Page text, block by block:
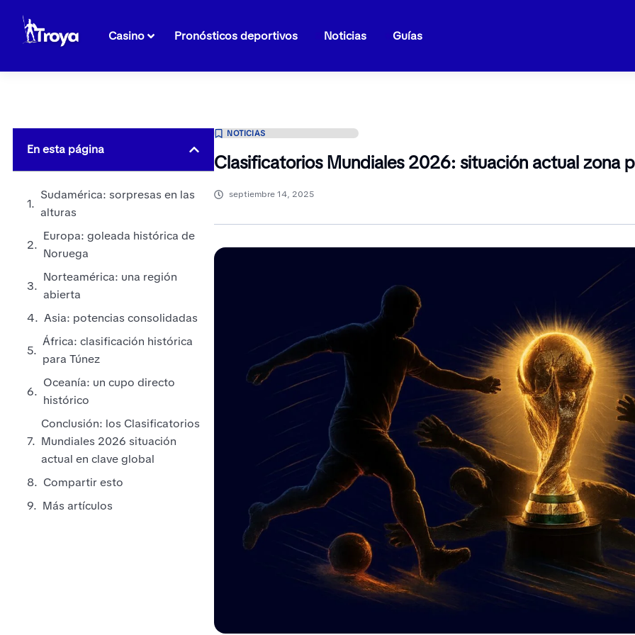
Casino Pronósticos deportivos Noticias Guías
En esta página
Sudamérica: sorpresas en las
alturas
Europa: goleada histórica de
Noruega
Norteamérica: una región
abierta
Asia: potencias consolidadas
África: clasificación histórica
para Túnez
Oceanía: un cupo directo
histórico
Conclusión: los Clasificatorios
Mundiales 2026 situación
actual en clave global
Compartir esto
Más artículos
NOTICIAS
Clasificatorios Mundiales 2026: situación actual zona
septiembre 14, 2025